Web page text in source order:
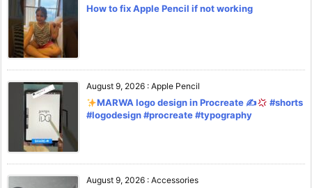
How to fix Apple Pencil if not working
August 9, 2026 : Apple Pencil
MARWA logo design in Procreate ✍
#shorts
#logodesign #procreate #typography
August 9, 2026 : Accessories